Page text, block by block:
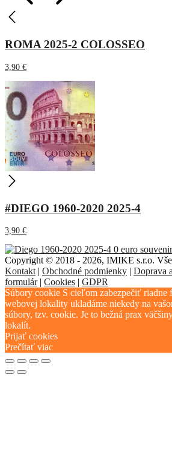
ROMA 2025-2 COLOSSEO
3,90 €
#DIEGO 1960-2020 2025-4
3,90 €
Copyright © 2018 - 2026, IMIKE s.r.o.
Kontakt | Obchodné podmienky | Doprava
formulár| Cookies | GDPR
Súbory cookie S cieľom zabezpečiť riadne
webovej lokality ukladáme niekedy na
súbory, tzv. cookie. Je to bežná prax
lokalít.
Prijať cookies
Prečítať viac